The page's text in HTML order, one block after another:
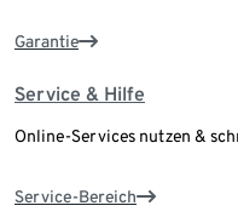
Garantie
Service & Hilfe
Online-Services nutzen &
Service-Bereich